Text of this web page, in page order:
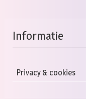
Informatie
Privacy & cookies